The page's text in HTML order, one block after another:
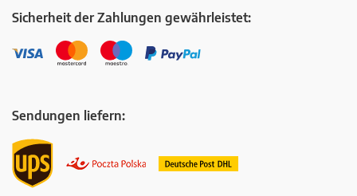
Sicherheit der Zahlungen gewährleistet:
Sendungen liefern: